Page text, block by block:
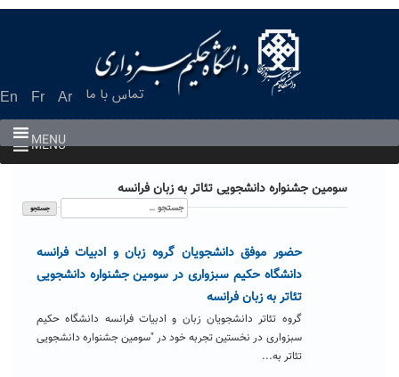
En Fr Ar تماس با ما
MENU
MENU
سومین جشنواره دانشجویی تئاتر به زبان فرانسه
جستجو
برای:
حضور موفق دانشجویان گروه زبان و ادبیات فرانسه
دانشگاه حکیم سبزواری در سومین جشنواره دانشجویی
تئاتر به زبان فرانسه
گروه تئاتر دانشجویان زبان و ادبیات فرانسه دانشگاه حکیم
سبزواری در نخستین تجربه خود در "سومین جشنواره دانشجویی
تئاتر به...